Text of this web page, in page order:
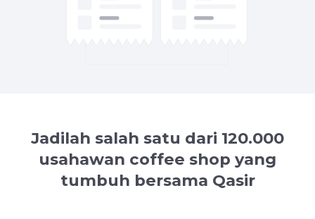
Jadilah salah satu dari 120.000
usahawan coffee shop yang
tumbuh bersama Qasir